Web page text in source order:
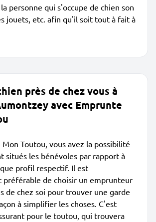
personne qui s'occupe de chien son
jouets, etc. afin qu'il soit tout à fait à
près de chez vous à
avec Emprunte
Toutou, vous avez la possibilité
situés les bénévoles par rapport à
profil respectif. Il est
préférable de choisir un emprunteur
de chez soi pour trouver une garde
à simplifier les choses. C'est
pour le toutou, qui trouvera